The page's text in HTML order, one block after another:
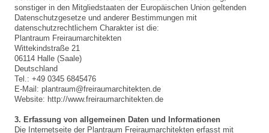
sonstiger in den Mitgliedstaaten der Europäischen Union geltenden
Datenschutzgesetze und anderer Bestimmungen mit
datenschutzrechtlichem Charakter ist die:
Plantraum Freiraumarchitekten
Wittekindstraße 21
06114 Halle (Saale)
Deutschland
Tel.: +49 0345 6845476
E-Mail: plantraum@freiraumarchitekten.de
Website: http://www.freiraumarchitekten.de
3. Erfassung von allgemeinen Daten und Informationen
Die Internetseite der Plantraum Freiraumarchitekten erfasst mit